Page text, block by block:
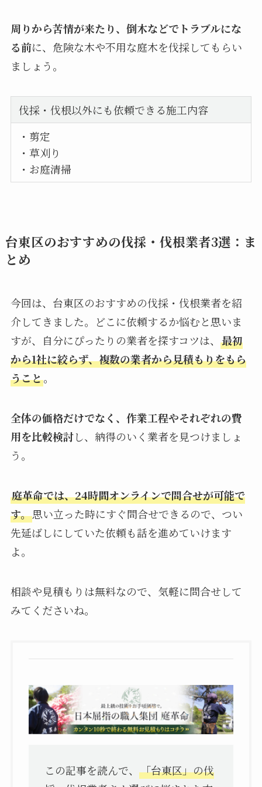
周りから苦情が来たり、倒木などでトラブルにな
る前に、危険な木や不用な庭木を伐採してもらい
ましょう。
伐採・伐根以外にも依頼できる施工内容
・剪定
・草刈り
・お庭清掃
台東区のおすすめの伐採・伐根業者3選：ま
とめ
今回は、台東区のおすすめの伐採・伐根業者を紹
介してきました。どこに依頼するか悩むと思いま
すが、自分にぴったりの業者を探すコツは、 最初
から1社に絞らず、複数の業者から見積もりをもら
うこと。
全体の価格だけでなく、作業工程やそれぞれの費
用を比較検討し、納得のいく業者を見つけましょ
う。
庭革命では、24時間オンラインで問合せが可能で
す。思い立った時にすぐ問合せできるので、つい
先延ばしにしていた依頼も話を進めていけます
よ。
相談や見積もりは無料なので、気軽に問合せして
みてくださいね。
この記事を読んで、 「台東区」の伐